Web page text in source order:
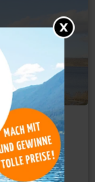
Foto: © booking.com
-
-
Unterkunft